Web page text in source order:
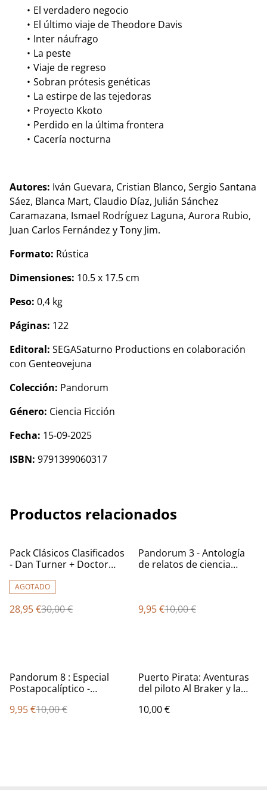
El verdadero negocio
El último viaje de Theodore Davis
Inter náufrago
La peste
Viaje de regreso
Sobran prótesis genéticas
La estirpe de las tejedoras
Proyecto Kkoto
Perdido en la última frontera
Cacería nocturna
Autores: Iván Guevara, Cristian Blanco, Sergio Santana
Sáez, Blanca Mart, Claudio Díaz, Julián Sánchez
Caramazana, Ismael Rodríguez Laguna, Aurora Rubio,
Juan Carlos Fernández y Tony Jim.
Formato: Rústica
Dimensiones: 10.5 x 17.5 cm
Peso: 0,4 kg
Páginas: 122
Editoral: SEGASaturno Productions en colaboración
con Genteovejuna
Colección: Pandorum
Género: Ciencia Ficción
Fecha: 15-09-2025
ISBN: 9791399060317
Productos relacionados
%
Pack Clásicos Clasificados
- Dan Turner + Doctor
AGOTADO
28,95 €30,00 €
%
Pandorum 3 - Antología
de relatos de ciencia
9,95 €10,00 €
%
Pandorum 8 : Especial
Postapocalíptico -
ciencia ficción
9,95 €10,00 €
Puerto Pirata: Aventuras
del piloto Al Braker y la
Lena Reed
10,00 €